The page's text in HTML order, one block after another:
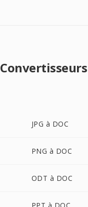
JPG à DOC
PNG à DOC
ODT à DOC